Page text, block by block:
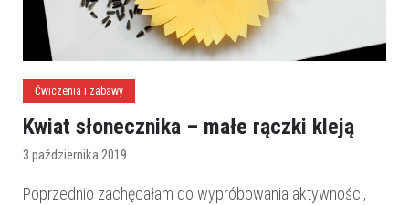
Ćwiczenia i zabawy
Kwiat słonecznika – małe rączki kleją
3 października 2019
Poprzednio zachęcałam do wypróbowania aktywności,